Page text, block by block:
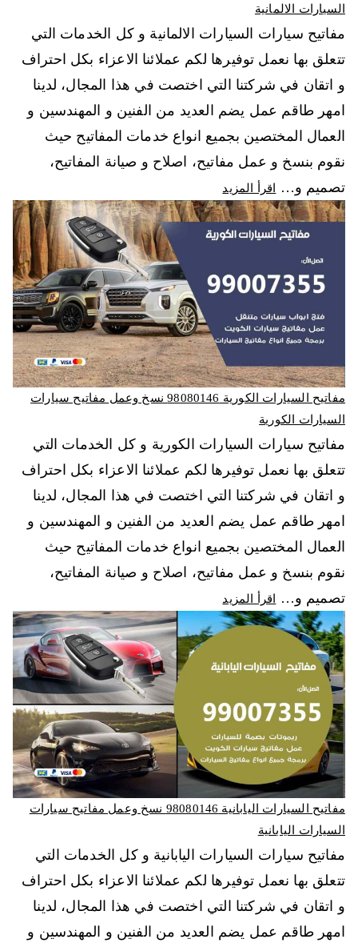
السيارات الالمانية
مفاتيح سيارات السيارات الالمانية و كل الخدمات التي
تتعلق بها نعمل توفيرها لكم عملائنا الاعزاء بكل احتراف
و اتقان في شركتنا التي اختصت في هذا المجال، لدينا
امهر طاقم عمل يضم العديد من الفنين و المهندسين و
العمال المختصين بجميع انواع خدمات المفاتيح حيث
نقوم بنسخ و عمل مفاتيح، اصلاح و صيانة المفاتيح،
تصميم و…
اقرأ المزيد
مفاتيح السيارات الكورية 98080146‬ نسخ وعمل مفاتيح سيارات
السيارات الكورية
مفاتيح سيارات السيارات الكورية و كل الخدمات التي
تتعلق بها نعمل توفيرها لكم عملائنا الاعزاء بكل احتراف
و اتقان في شركتنا التي اختصت في هذا المجال، لدينا
امهر طاقم عمل يضم العديد من الفنين و المهندسين و
العمال المختصين بجميع انواع خدمات المفاتيح حيث
نقوم بنسخ و عمل مفاتيح، اصلاح و صيانة المفاتيح،
تصميم و…
اقرأ المزيد
مفاتيح السيارات اليابانية 98080146‬ نسخ وعمل مفاتيح سيارات
السيارات اليابانية
مفاتيح سيارات السيارات اليابانية و كل الخدمات التي
تتعلق بها نعمل توفيرها لكم عملائنا الاعزاء بكل احتراف
و اتقان في شركتنا التي اختصت في هذا المجال، لدينا
امهر طاقم عمل يضم العديد من الفنين و المهندسين و